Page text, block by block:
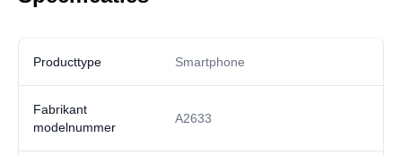
Producttype Smartphone
Fabrikant
modelnummer
A2633